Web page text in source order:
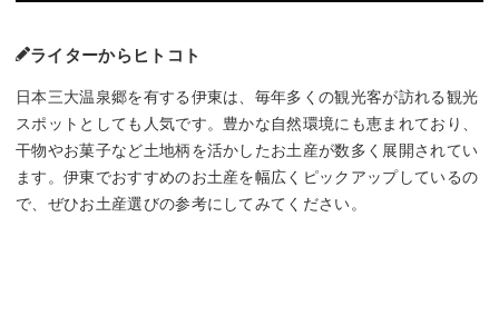
ライターからヒトコト
日本三大温泉郷を有する伊東は、毎年多くの観光客が訪れる観光
スポットとしても人気です。豊かな自然環境にも恵まれており、
干物やお菓子など土地柄を活かしたお土産が数多く展開されてい
ます。伊東でおすすめのお土産を幅広くピックアップしているの
で、ぜひお土産選びの参考にしてみてください。